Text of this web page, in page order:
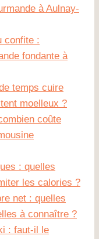
à Aulnay-
confite :
fondante à
temps cuire
moelleux ?
coûte
: quelles
les calories ?
net : quelles
à connaître ?
: faut-il le